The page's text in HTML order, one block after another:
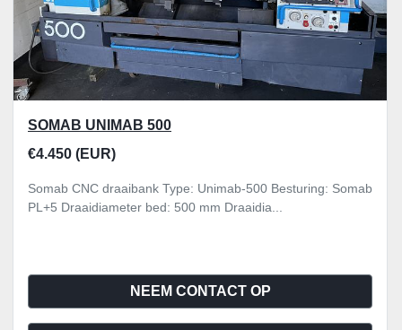
SOMAB UNIMAB 500
€4.450 (EUR)
Somab CNC draaibank Type: Unimab-500 Besturing: Somab
PL+5 Draaidiameter bed: 500 mm Draaidia...
NEEM CONTACT OP